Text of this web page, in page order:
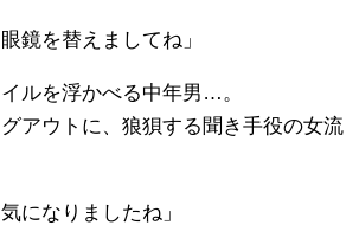
鏡を替えましてね」
ルを浮かべる中年男…。
アウトに、狼狽する聞き手役の女流
になりましたね」